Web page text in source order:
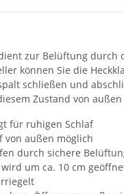
zur Belüftung durch
können Sie die
schließen und
Zustand von
für ruhigen Schlaf
von außen möglich
durch sichere
wird um ca. 10 cm